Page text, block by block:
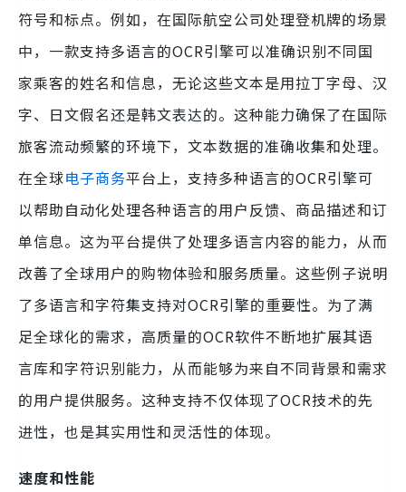
符号和标点。例如，在国际航空公司处理登机牌的场景
中，一款支持多语言的OCR引擎可以准确识别不同国
家乘客的姓名和信息，无论这些文本是用拉丁字母、汉
字、日文假名还是韩文表达的。这种能力确保了在国际
旅客流动频繁的环境下，文本数据的准确收集和处理。
在全球电子商务平台上，支持多种语言的OCR引擎可
以帮助自动化处理各种语言的用户反馈、商品描述和订
单信息。这为平台提供了处理多语言内容的能力，从而
改善了全球用户的购物体验和服务质量。这些例子说明
了多语言和字符集支持对OCR引擎的重要性。为了满
足全球化的需求，高质量的OCR软件不断地扩展其语
言库和字符识别能力，从而能够为来自不同背景和需求
的用户提供服务。这种支持不仅体现了OCR技术的先
进性，也是其实用性和灵活性的体现。
速度和性能